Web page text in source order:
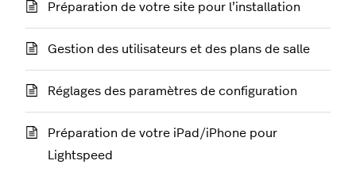
Préparation de votre site pour l’installation
Gestion des utilisateurs et des plans de salle
Réglages des paramètres de configuration
Préparation de votre iPad/iPhone pour
Lightspeed